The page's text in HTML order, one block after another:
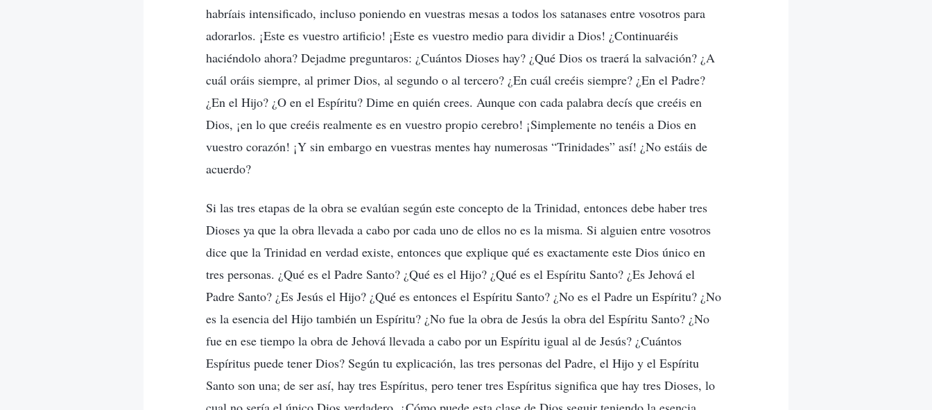
habríais intensificado, incluso poniendo en vuestras mesas a todos los satanases entre vosotros para
adorarlos. ¡Este es vuestro artificio! ¡Este es vuestro medio para dividir a Dios! ¿Continuaréis
haciéndolo ahora? Dejadme preguntaros: ¿Cuántos Dioses hay? ¿Qué Dios os traerá la salvación? ¿A
cuál oráis siempre, al primer Dios, al segundo o al tercero? ¿En cuál creéis siempre? ¿En el Padre?
¿En el Hijo? ¿O en el Espíritu? Dime en quién crees. Aunque con cada palabra decís que creéis en
Dios, ¡en lo que creéis realmente es en vuestro propio cerebro! ¡Simplemente no tenéis a Dios en
vuestro corazón! ¡Y sin embargo en vuestras mentes hay numerosas “Trinidades” así! ¿No estáis de
acuerdo?
Si las tres etapas de la obra se evalúan según este concepto de la Trinidad, entonces debe haber tres
Dioses ya que la obra llevada a cabo por cada uno de ellos no es la misma. Si alguien entre vosotros
dice que la Trinidad en verdad existe, entonces que explique qué es exactamente este Dios único en
tres personas. ¿Qué es el Padre Santo? ¿Qué es el Hijo? ¿Qué es el Espíritu Santo? ¿Es Jehová el
Padre Santo? ¿Es Jesús el Hijo? ¿Qué es entonces el Espíritu Santo? ¿No es el Padre un Espíritu? ¿No
es la esencia del Hijo también un Espíritu? ¿No fue la obra de Jesús la obra del Espíritu Santo? ¿No
fue en ese tiempo la obra de Jehová llevada a cabo por un Espíritu igual al de Jesús? ¿Cuántos
Espíritus puede tener Dios? Según tu explicación, las tres personas del Padre, el Hijo y el Espíritu
Santo son una; de ser así, hay tres Espíritus, pero tener tres Espíritus significa que hay tres Dioses, lo